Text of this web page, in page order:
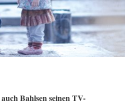
Bahlsen seinen TV-